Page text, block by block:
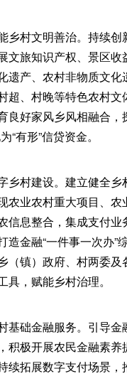
乡村文明善治。持续
文旅知识产权、景区收
遗产、农村非物质文化
超、村晚等特色农村文
良好家风乡风相融合，
“有形”信贷资金。
乡村建设。建立健全
农业农村重大项目、农
信息整合，集成支付业
造金融“一件事一次办”
（镇）政府、村两委及
具，赋能乡村治理。
基础金融服务。引导
积极开展农民金融素养
续拓展数字支付场景，